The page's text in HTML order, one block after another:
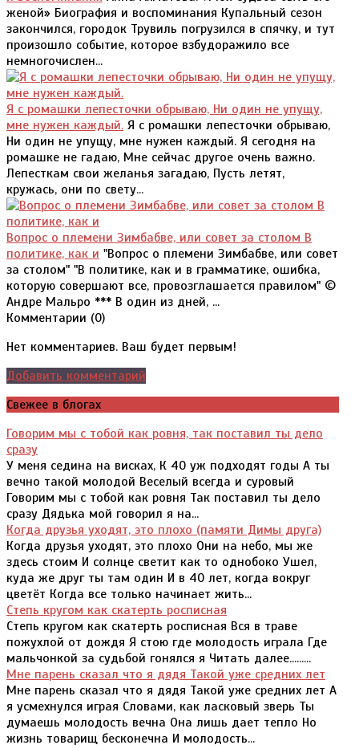
женой» Биография и воспоминания Купальный сезон
закончился, городок Трувиль погрузился в спячку, и тут
произошло событие, которое взбудоражило все
немногочислен...
Я с ромашки лепесточки обрываю, Ни один не упущу,
мне нужен каждый. Я с ромашки лепесточки обрываю,
Ни один не упущу, мне нужен каждый. Я сегодня на
ромашке не гадаю, Мне сейчас другое очень важно.
Лепесткам свои желанья загадаю, Пусть летят,
кружась, они по свету...
Вопрос о племени Зимбабве, или совет за столом В
политике, как и "Вопрос о племени Зимбабве, или совет
за столом" "В политике, как и в грамматике, ошибка,
которую совершают все, провозглашается правилом" ©
Андре Мальро *** В один из дней, ...
Комментарии (0)
Нет комментариев. Ваш будет первым!
Добавить комментарий
Свежее в блогах
Говорим мы с тобой как ровня, так поставил ты дело
сразу
У меня седина на висках, К 40 уж подходят годы А ты
вечно такой молодой Веселый всегда и суровый
Говорим мы с тобой как ровня Так поставил ты дело
сразу Дядька мой говорил я на...
Когда друзья уходят, это плохо (памяти Димы друга)
Когда друзья уходят, это плохо Они на небо, мы же
здесь стоим И солнце светит как то однобоко Ушел,
куда же друг ты там один И в 40 лет, когда вокруг
цветёт Когда все только начинает жить...
Степь кругом как скатерть росписная
Степь кругом как скатерть росписная Вся в траве
пожухлой от дождя Я стою где молодость играла Где
мальчонкой за судьбой гонялся я Читать далее.........
Мне парень сказал что я дядя Такой уже средних лет
Мне парень сказал что я дядя Такой уже средних лет А
я усмехнулся играя Словами, как ласковый зверь Ты
думаешь молодость вечна Она лишь дает тепло Но
жизнь товарищ бесконечна И молодость...